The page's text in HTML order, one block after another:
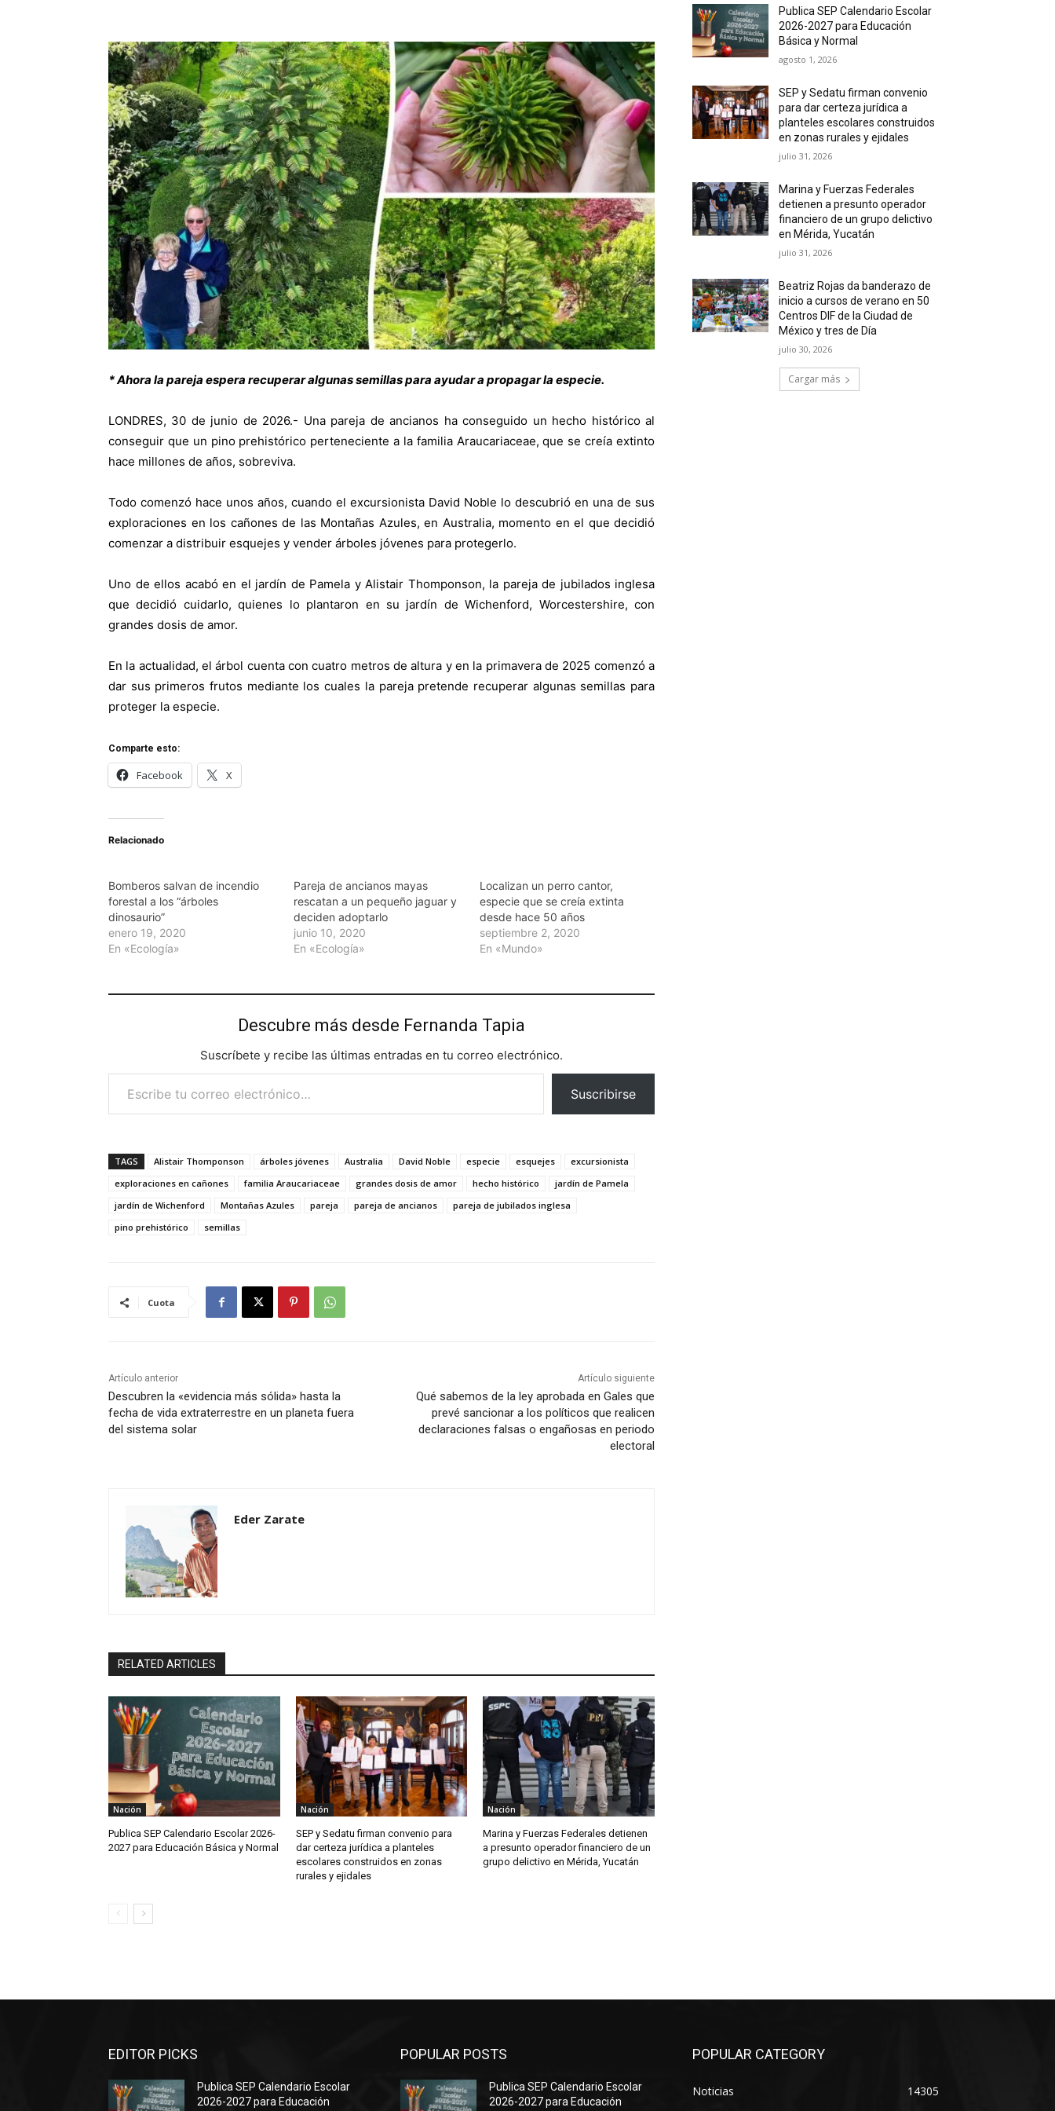
* Ahora la pareja espera recuperar algunas semillas para ayudar a propagar la especie.
LONDRES, 30 de junio de 2026.- Una pareja de ancianos ha conseguido un hecho histórico al
conseguir que un pino prehistórico perteneciente a la familia Araucariaceae, que se creía extinto
hace millones de años, sobreviva.
Todo comenzó hace unos años, cuando el excursionista David Noble lo descubrió en una de sus
exploraciones en los cañones de las Montañas Azules, en Australia, momento en el que decidió
comenzar a distribuir esquejes y vender árboles jóvenes para protegerlo.
Uno de ellos acabó en el jardín de Pamela y Alistair Thomponson, la pareja de jubilados inglesa
que decidió cuidarlo, quienes lo plantaron en su jardín de Wichenford, Worcestershire, con
grandes dosis de amor.
En la actualidad, el árbol cuenta con cuatro metros de altura y en la primavera de 2025 comenzó a
dar sus primeros frutos mediante los cuales la pareja pretende recuperar algunas semillas para
proteger la especie.
Comparte esto:
Facebook X
Relacionado
Bomberos salvan de incendio
forestal a los “árboles
dinosaurio”
enero 19, 2020
En «Ecología»
Pareja de ancianos mayas
rescatan a un pequeño jaguar y
deciden adoptarlo
junio 10, 2020
En «Ecología»
Localizan un perro cantor,
especie que se creía extinta
desde hace 50 años
septiembre 2, 2020
En «Mundo»
Descubre más desde Fernanda Tapia
Suscríbete y recibe las últimas entradas en tu correo electrónico.
Escribe tu correo electrónico…
Suscribirse
TAGS Alistair Thomponson árboles jóvenes Australia David Noble especie esquejes
excursionista
exploraciones en cañones
familia Araucariaceae grandes dosis de amor hecho histórico
jardín de Pamela
jardín de Wichenford
Montañas Azules pareja pareja de ancianos
pareja de jubilados inglesa
pino prehistórico
semillas
Cuota
Artículo anterior
Descubren la «evidencia más sólida» hasta la
fecha de vida extraterrestre en un planeta fuera
del sistema solar
Artículo siguiente
Qué sabemos de la ley aprobada en Gales que
prevé sancionar a los políticos que realicen
declaraciones falsas o engañosas en periodo
electoral
Eder Zarate
RELATED ARTICLES
Nación
Publica SEP Calendario Escolar 2026-
2027 para Educación Básica y Normal
Nación
SEP y Sedatu firman convenio para
dar certeza jurídica a planteles
escolares construidos en zonas
rurales y ejidales
Nación
Marina y Fuerzas Federales detienen
a presunto operador financiero de un
grupo delictivo en Mérida, Yucatán
Publica SEP Calendario Escolar
2026-2027 para Educación
Básica y Normal
agosto 1, 2026
SEP y Sedatu firman convenio
para dar certeza jurídica a
planteles escolares construidos
en zonas rurales y ejidales
julio 31, 2026
Marina y Fuerzas Federales
detienen a presunto operador
financiero de un grupo delictivo
en Mérida, Yucatán
julio 31, 2026
Beatriz Rojas da banderazo de
inicio a cursos de verano en 50
Centros DIF de la Ciudad de
México y tres de Día
julio 30, 2026
Cargar más
EDITOR PICKS
Publica SEP Calendario Escolar
2026-2027 para Educación
POPULAR POSTS
Publica SEP Calendario Escolar
2026-2027 para Educación
POPULAR CATEGORY
Noticias
14305